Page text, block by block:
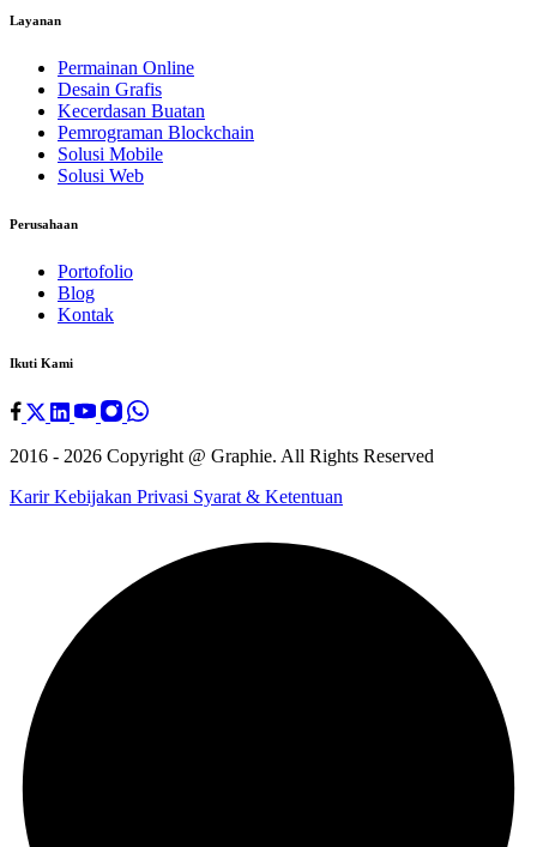
Layanan
Permainan Online
Desain Grafis
Kecerdasan Buatan
Pemrograman Blockchain
Solusi Mobile
Solusi Web
Perusahaan
Portofolio
Blog
Kontak
Ikuti Kami
2016 - 2026 Copyright @ Graphie. All Rights Reserved
KarirKebijakan Privasi Syarat & Ketentuan